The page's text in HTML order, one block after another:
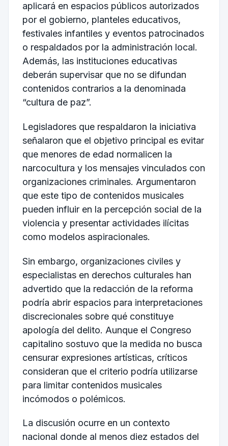
aplicará en espacios públicos autorizados
por el gobierno, planteles educativos,
festivales infantiles y eventos patrocinados
o respaldados por la administración local.
Además, las instituciones educativas
deberán supervisar que no se difundan
contenidos contrarios a la denominada
“cultura de paz”.
Legisladores que respaldaron la iniciativa
señalaron que el objetivo principal es evitar
que menores de edad normalicen la
narcocultura y los mensajes vinculados con
organizaciones criminales. Argumentaron
que este tipo de contenidos musicales
pueden influir en la percepción social de la
violencia y presentar actividades ilícitas
como modelos aspiracionales.
Sin embargo, organizaciones civiles y
especialistas en derechos culturales han
advertido que la redacción de la reforma
podría abrir espacios para interpretaciones
discrecionales sobre qué constituye
apología del delito. Aunque el Congreso
capitalino sostuvo que la medida no busca
censurar expresiones artísticas, críticos
consideran que el criterio podría utilizarse
para limitar contenidos musicales
incómodos o polémicos.
La discusión ocurre en un contexto
nacional donde al menos diez estados del